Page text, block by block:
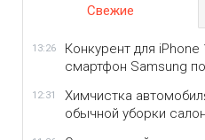
Свежие
13:26
Конкурент для
смартфон Samsung
12:31
Химчистка
обычной уборки